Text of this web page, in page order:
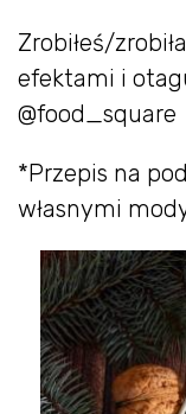
Zrobiłeś/
efektami i
@food_square
*Przepis na
własnymi